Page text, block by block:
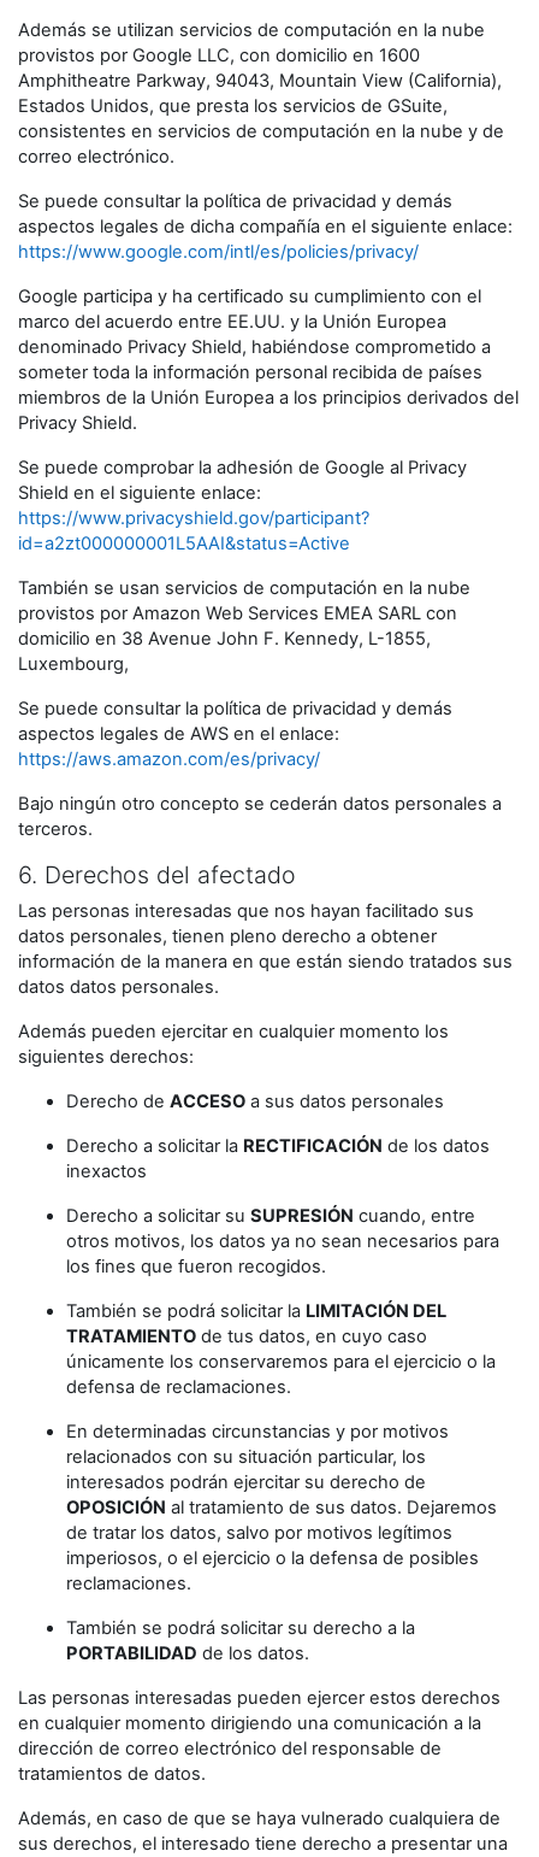
Además se utilizan servicios de computación en la nube
provistos por Google LLC, con domicilio en 1600
Amphitheatre Parkway, 94043, Mountain View (California),
Estados Unidos, que presta los servicios de GSuite,
consistentes en servicios de computación en la nube y de
correo electrónico.
Se puede consultar la política de privacidad y demás
aspectos legales de dicha compañía en el siguiente enlace:
https://www.google.com/intl/es/policies/privacy/
Google participa y ha certificado su cumplimiento con el
marco del acuerdo entre EE.UU. y la Unión Europea
denominado Privacy Shield, habiéndose comprometido a
someter toda la información personal recibida de países
miembros de la Unión Europea a los principios derivados del
Privacy Shield.
Se puede comprobar la adhesión de Google al Privacy
Shield en el siguiente enlace:
https://www.privacyshield.gov/participant?
id=a2zt000000001L5AAI&status=Active
También se usan servicios de computación en la nube
provistos por Amazon Web Services EMEA SARL con
domicilio en 38 Avenue John F. Kennedy, L-1855,
Luxembourg,
Se puede consultar la política de privacidad y demás
aspectos legales de AWS en el enlace:
https://aws.amazon.com/es/privacy/
Bajo ningún otro concepto se cederán datos personales a
terceros.
6. Derechos del afectado
Las personas interesadas que nos hayan facilitado sus
datos personales, tienen pleno derecho a obtener
información de la manera en que están siendo tratados sus
datos datos personales.
Además pueden ejercitar en cualquier momento los
siguientes derechos:
Derecho de ACCESO a sus datos personales
Derecho a solicitar la RECTIFICACIÓN de los datos
inexactos
Derecho a solicitar su SUPRESIÓN cuando, entre
otros motivos, los datos ya no sean necesarios para
los fines que fueron recogidos.
También se podrá solicitar la LIMITACIÓN DEL
TRATAMIENTO de tus datos, en cuyo caso
únicamente los conservaremos para el ejercicio o la
defensa de reclamaciones.
En determinadas circunstancias y por motivos
relacionados con su situación particular, los
interesados podrán ejercitar su derecho de
OPOSICIÓN al tratamiento de sus datos. Dejaremos
de tratar los datos, salvo por motivos legítimos
imperiosos, o el ejercicio o la defensa de posibles
reclamaciones.
También se podrá solicitar su derecho a la
PORTABILIDAD de los datos.
Las personas interesadas pueden ejercer estos derechos
en cualquier momento dirigiendo una comunicación a la
dirección de correo electrónico del responsable de
tratamientos de datos.
Además, en caso de que se haya vulnerado cualquiera de
sus derechos, el interesado tiene derecho a presentar una